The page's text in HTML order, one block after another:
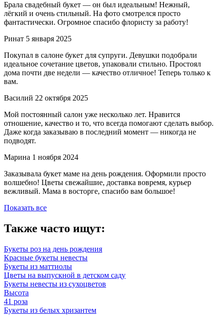
Брала свадебный букет — он был идеальным! Нежный,
лёгкий и очень стильный. На фото смотрелся просто
фантастически. Огромное спасибо флористу за работу!
Ринат 5 января 2025
Покупал в салоне букет для супруги. Девушки подобрали
идеальное сочетание цветов, упаковали стильно. Простоял
дома почти две недели — качество отличное! Теперь только к
вам.
Василий 22 октября 2025
Мой постоянный салон уже несколько лет. Нравится
отношение, качество и то, что всегда помогают сделать выбор.
Даже когда заказываю в последний момент — никогда не
подводят.
Марина 1 ноября 2024
Заказывала букет маме на день рождения. Оформили просто
волшебно! Цветы свежайшие, доставка вовремя, курьер
вежливый. Мама в восторге, спасибо вам большое!
Показать все
Также часто ищут:
Букеты роз на день рождения
Красные букеты невесты
Букеты из маттиолы
Цветы на выпускной в детском саду
Букеты невесты из сухоцветов
Высота
41 роза
Букеты из белых хризантем